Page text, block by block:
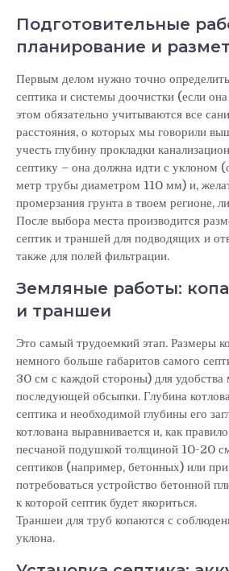
Подготовительные
планирование и
Первым делом нужно точно
септика и системы доочистки (если
этом обязательно учитываются все
расстояния, о которых мы говорили
учесть глубину прокладки
септику – она должна идти с уклоном
метр трубы диаметром 110 мм) и,
промерзания грунта в твоем регионе,
После выбора места производится
септик и траншей для подводящих и
также для полей фильтрации.
Земляные работы:
и траншеи
Это самый трудоемкий этап. Размеры
немного больше габаритов самого
30 см с каждой стороны) для удобства
последующей обсыпки. Глубина
септика и необходимой глубины его
котлована выравнивается и, как
песчаной подушкой толщиной 10-20
септиков (например, бетонных) или
потребоваться устройство бетонной
к которой септик будет якориться.
Траншеи для труб копаются с
уклона.